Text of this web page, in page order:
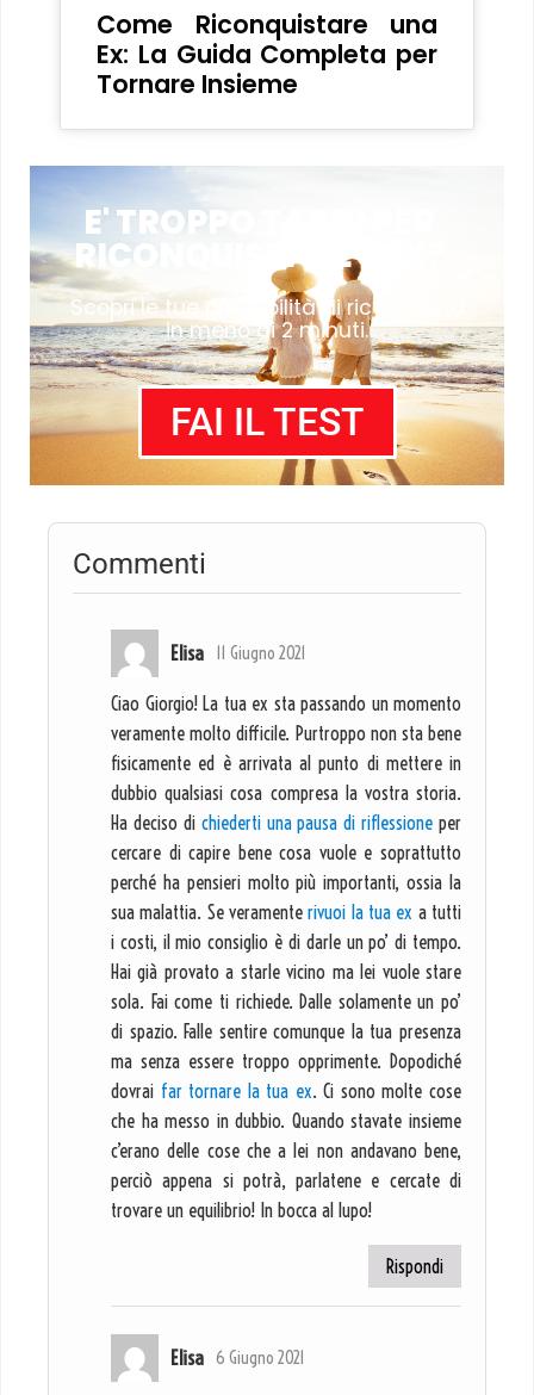
Come Riconquistare una
Ex: La Guida Completa per
Tornare Insieme
E' TROPPO TARDI PER
RICONQUISTARE L'EX?
Scopri le tue probabilità di riconquista
in meno di 2 minuti.
FAI IL TEST
Commenti
Elisa 11 Giugno 2021
Ciao Giorgio! La tua ex sta passando un momento
veramente molto difficile. Purtroppo non sta bene
fisicamente ed è arrivata al punto di mettere in
dubbio qualsiasi cosa compresa la vostra storia.
Ha deciso di chiederti una pausa di riflessione per
cercare di capire bene cosa vuole e soprattutto
perché ha pensieri molto più importanti, ossia la
sua malattia. Se veramenterivuoi la tua ex a tutti
i costi, il mio consiglio è di darle un po’ di tempo.
Hai già provato a starle vicino ma lei vuole stare
sola. Fai come ti richiede. Dalle solamente un po’
di spazio. Falle sentire comunque la tua presenza
ma senza essere troppo opprimente. Dopodiché
dovrai far tornare la tua ex. Ci sono molte cose
che ha messo in dubbio. Quando stavate insieme
c’erano delle cose che a lei non andavano bene,
perciò appena si potrà, parlatene e cercate di
trovare un equilibrio! In bocca al lupo!
Rispondi
Elisa 6 Giugno 2021